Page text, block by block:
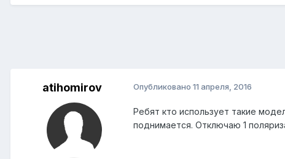
atihomirov Опубликовано 11 апреля, 2016
Ребят кто использует такие
поднимается. Отключаю 1